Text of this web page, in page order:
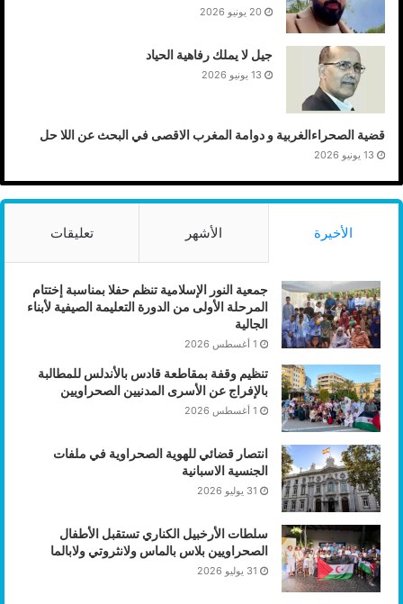
20 يونيو 2026
جيل لا يملك رفاهية الحياد
13 يونيو 2026
قضية الصحراءالغربية و دوامة المغرب الاقصى في البحث عن اللا حل
13 يونيو 2026
الأخيرة الأشهر تعليقات
جمعية النور الإسلامية تنظم حفلا بمناسبة إختتام
المرحلة الأولى من الدورة التعليمة الصيفية لأبناء
الجالية
1 أغسطس 2026
تنظيم وقفة بمقاطعة قادس بالأندلس للمطالبة
بالإفراج عن الأسرى المدنيين الصحراويين
1 أغسطس 2026
انتصار قضائي للهوية الصحراوية في ملفات
الجنسية الاسبانية
31 يوليو 2026
سلطات الأرخبيل الكناري تستقبل الأطفال
الصحراويين بلاس بالماس ولانثروتي ولابالما
31 يوليو 2026